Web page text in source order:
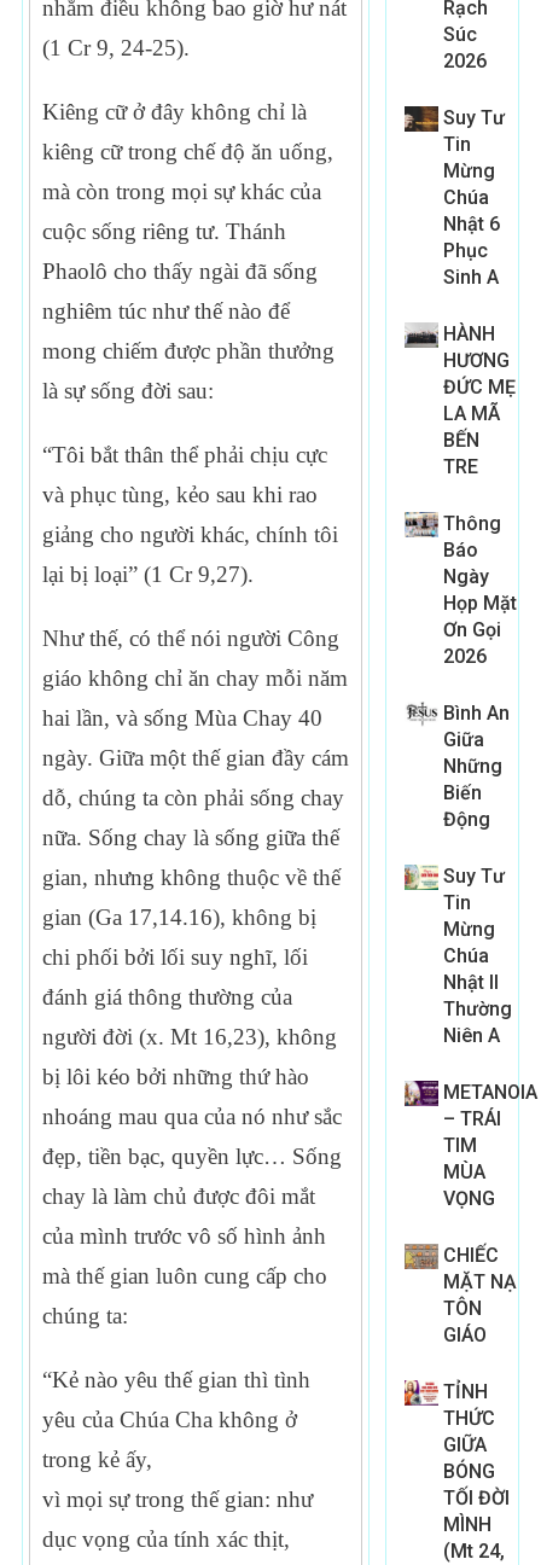
nhằm điều không bao giờ hư nát
(1 Cr 9, 24-25).
Kiêng cữ ở đây không chỉ là
kiêng cữ trong chế độ ăn uống,
mà còn trong mọi sự khác của
cuộc sống riêng tư. Thánh
Phaolô cho thấy ngài đã sống
nghiêm túc như thế nào để
mong chiếm được phần thưởng
là sự sống đời sau:
“Tôi bắt thân thể phải chịu cực
và phục tùng, kẻo sau khi rao
giảng cho người khác, chính tôi
lại bị loại” (1 Cr 9,27).
Như thế, có thể nói người Công
giáo không chỉ ăn chay mỗi năm
hai lần, và sống Mùa Chay 40
ngày. Giữa một thế gian đầy cám
dỗ, chúng ta còn phải sống chay
nữa. Sống chay là sống giữa thế
gian, nhưng không thuộc về thế
gian (Ga 17,14.16), không bị
chi phối bởi lối suy nghĩ, lối
đánh giá thông thường của
người đời (x. Mt 16,23), không
bị lôi kéo bởi những thứ hào
nhoáng mau qua của nó như sắc
đẹp, tiền bạc, quyền lực… Sống
chay là làm chủ được đôi mắt
của mình trước vô số hình ảnh
mà thế gian luôn cung cấp cho
chúng ta:
“Kẻ nào yêu thế gian thì tình
yêu của Chúa Cha không ở
trong kẻ ấy,
vì mọi sự trong thế gian: như
dục vọng của tính xác thịt,
Rạch
Súc
2026
Suy Tư
Tin
Mừng
Chúa
Nhật 6
Phục
Sinh A
HÀNH
HƯƠNG
ĐỨC MẸ
LA MÃ
BẾN
TRE
Thông
Báo
Ngày
Họp Mặt
Ơn Gọi
2026
Bình An
Giữa
Những
Biến
Động
Suy Tư
Tin
Mừng
Chúa
Nhật II
Thường
Niên A
METANOIA
– TRÁI
TIM
MÙA
VỌNG
CHIẾC
MẶT NẠ
TÔN
GIÁO
TỈNH
THỨC
GIỮA
BÓNG
TỐI ĐỜI
MÌNH
(Mt 24,